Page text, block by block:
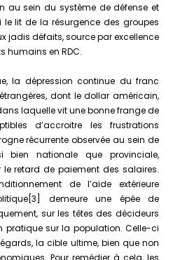
au sein du système de défense et
lit de la résurgence des groupes
jadis défaits, source par excellence
humains en RDC.
la dépression continue du franc
dont le dollar américain,
laquelle vit une bonne frange de
d’accroitre les frustrations
récurrente observée au sein de
bien nationale que provinciale,
retard de paiement des salaires.
de l’aide extérieure
demeure une épée de
sur les têtes des décideurs
pratique sur la population. Celle-ci
la cible ultime, bien que non
Pour remédier à cela, les